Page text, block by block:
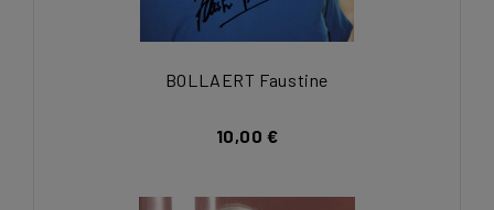
BOLLAERT Faustine
10,00 €